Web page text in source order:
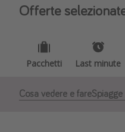
Offerte
Pacchetti Last minute
Cosa vedere e fare